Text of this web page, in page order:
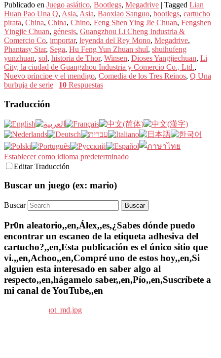
Publicado en Juego asiático, Bootlegs, Megadrive | Tagged Lian
Huan Pao Una Q, Asia, Asia, Baoxiao Sanguo, bootlegs, cartucho
pirata, China, China, Chino, Feng Shen Ying Jie Chuan, Fengshen
Yingjie Chuan, génesis, Guangzhou Li Cheng Industria &
Comercio Co, importar, leyenda del Rey Mono, Megadrive,
Phantasy Star, Sega, Hu Feng Yun Zhuan shuǐ, shuihufeng
yunzhuan, sol, historia de Thor, Winsen, Dioses Yangjiechuan, Li
City, la ciudad de Guangzhou Industria y Comercio Co., Ltd.,
Nuevo príncipe y el mendigo, Comedia de los Tres Reinos, Q Una
burbuja de serie | 10 Respuestas
Traducción
Establecer como idioma predeterminado
Editar Traducción
Buscar un juego (ex: mario)
Buscar
Pr0n aleatorio,,en,Álex,,es,¿Sabes dónde puedo
encontrar un escaneo de la etiqueta adhesiva del
cartucho?,,en,Esta publicación es el único sitio que
vi.,,en,Achoo,,en,Compré uno de estos hoy,,en,Si
alguien esta interesado en saber algo al
respecto,,en,hágamelo saber,,en,Pío,,en,Suscríbete a
mi canal de YouTube,,en